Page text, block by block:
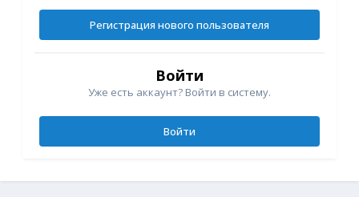
Регистрация нового пользователя
Войти
Уже есть аккаунт? Войти в систему.
Войти